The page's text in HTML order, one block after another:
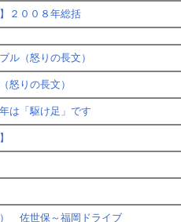
２００８年総括
ル（怒りの長文）
怒りの長文）
は「駆け足」です
佐世保～福岡ドライブ